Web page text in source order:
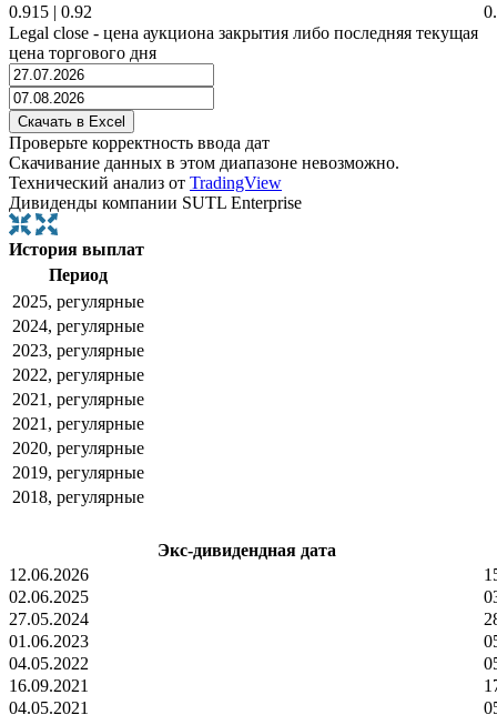
0.915 | 0.92
Legal close - цена аукциона закрытия либо последняя текущая
цена торгового дня
Проверьте корректность ввода дат
Скачивание данных в этом диапазоне невозможно.
Технический анализ от TradingView
Дивиденды компании SUTL Enterprise
История выплат
Период
2025, регулярные
2024, регулярные
2023, регулярные
2022, регулярные
2021, регулярные
2021, регулярные
2020, регулярные
2019, регулярные
2018, регулярные
Экс-дивидендная дата
12.06.2026
02.06.2025
27.05.2024
01.06.2023
04.05.2022
16.09.2021
04.05.2021